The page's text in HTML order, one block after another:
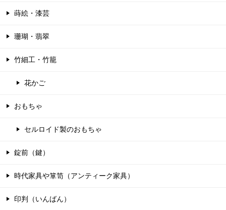
蒔絵・漆芸
珊瑚・翡翠
竹細工・竹籠
花かご
おもちゃ
セルロイド製のおもちゃ
錠前（鍵）
時代家具や箪笥（アンティーク家具）
印判（いんばん）